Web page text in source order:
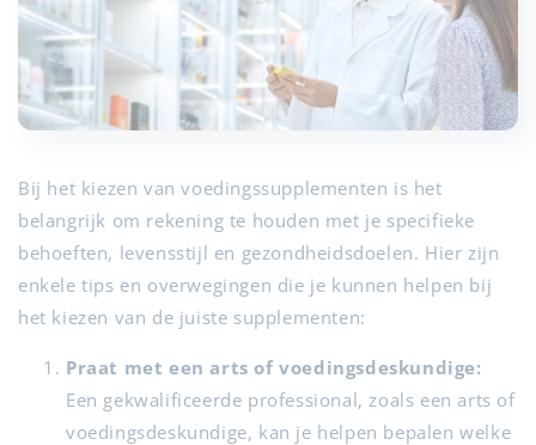
Bij het kiezen van voedingssupplementen is het
belangrijk om rekening te houden met je specifieke
behoeften, levensstijl en gezondheidsdoelen. Hier zijn
enkele tips en overwegingen die je kunnen helpen bij
het kiezen van de juiste supplementen:
Praat met een arts of voedingsdeskundige:
Een gekwalificeerde professional, zoals een arts of
voedingsdeskundige, kan je helpen bepalen welke